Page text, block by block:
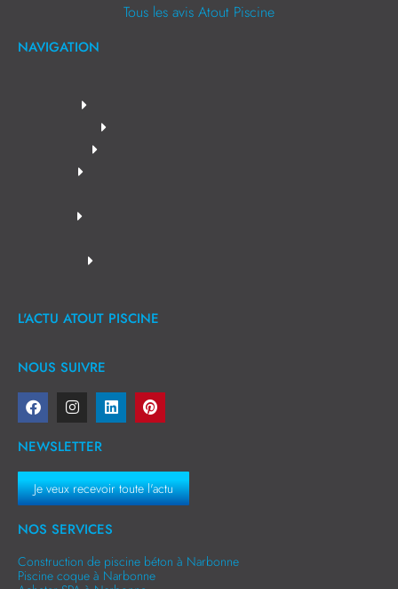
Tous les avis Atout Piscine
NAVIGATION
L'ACTU ATOUT PISCINE
NOUS SUIVRE
NEWSLETTER
Je veux recevoir toute l'actu
NOS SERVICES
Construction de piscine béton à Narbonne
Piscine coque à Narbonne